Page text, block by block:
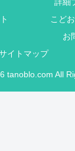
こど
お
イトマップ
tanoblo.com All